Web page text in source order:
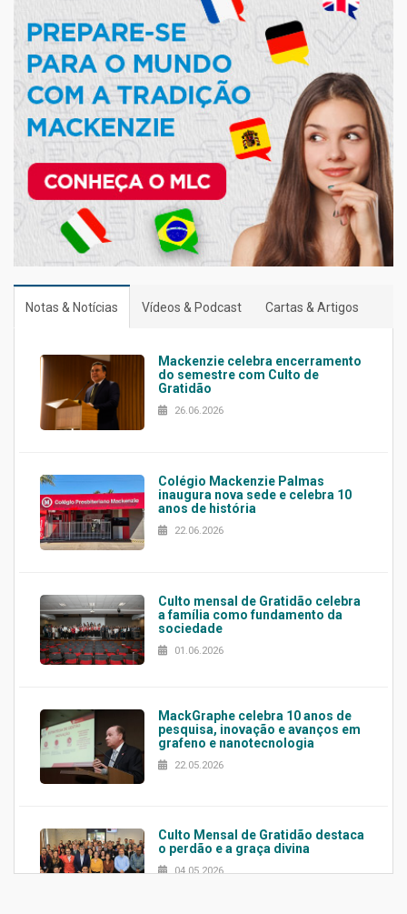
Notas & Notícias Vídeos & Podcast Cartas & Artigos
Mackenzie celebra encerramento
do semestre com Culto de
Gratidão
26.06.2026
Colégio Mackenzie Palmas
inaugura nova sede e celebra 10
anos de história
22.06.2026
Culto mensal de Gratidão celebra
a família como fundamento da
sociedade
01.06.2026
MackGraphe celebra 10 anos de
pesquisa, inovação e avanços em
grafeno e nanotecnologia
22.05.2026
Culto Mensal de Gratidão destaca
o perdão e a graça divina
04.05.2026